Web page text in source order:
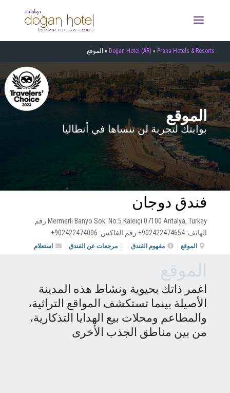
Prana Hotels & Resorts
»
Doğan Hotel (AR)
» الموقع
الموقع
بوابتك لتجربة لن تنساها في أنطاليا
فندق دوجان
Mermerli Banyo Sok. No:5 Kaleiçi 07100 Antalya, Turkey رقم
الهاتف: 902422474654+ رقم الفاكس: 902422474006+
الموقع مفهوم الفندق مرجعات عن الفندق استعلام
الموقع
اغمر ذاتك بحيوية ونشاط هذه المدينة
الأصيلة بينما تستكشف المواقع التراثية،
والمطاعم ومحلات بيع الهدايا التذكارية،
من بين مناطق الجذب الأخرى